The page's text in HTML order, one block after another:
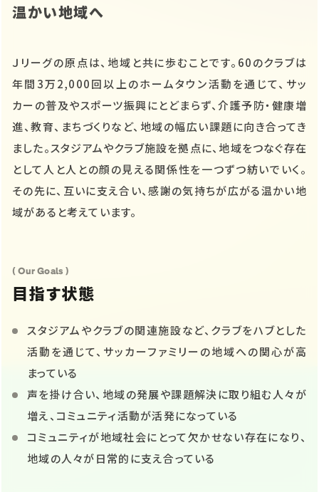
温かい地域へ
Ｊリーグの原点は、地域と共に歩むことです。60のクラブは
年間3万2,000回以上のホームタウン活動を通じて、サッ
カーの普及やスポーツ振興にとどまらず、介護予防・健康増
進、教育、まちづくりなど、地域の幅広い課題に向き合ってき
ました。スタジアムやクラブ施設を拠点に、地域をつなぐ存在
として人と人との顔の見える関係性を一つずつ紡いでいく。
その先に、互いに支え合い、感謝の気持ちが広がる温かい地
域があると考えています。
( Our Goals )
目指す状態
スタジアムやクラブの関連施設など、クラブをハブとした
活動を通じて、サッカーファミリーの地域への関心が高
まっている
声を掛け合い、地域の発展や課題解決に取り組む人々が
増え、コミュニティ活動が活発になっている
コミュニティが地域社会にとって欠かせない存在になり、
地域の人々が日常的に支え合っている